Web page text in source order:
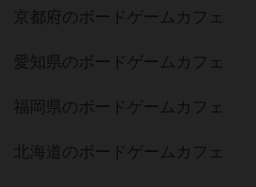
京都府のボードゲームカフェ
愛知県のボードゲームカフェ
福岡県のボードゲームカフェ
北海道のボードゲームカフェ